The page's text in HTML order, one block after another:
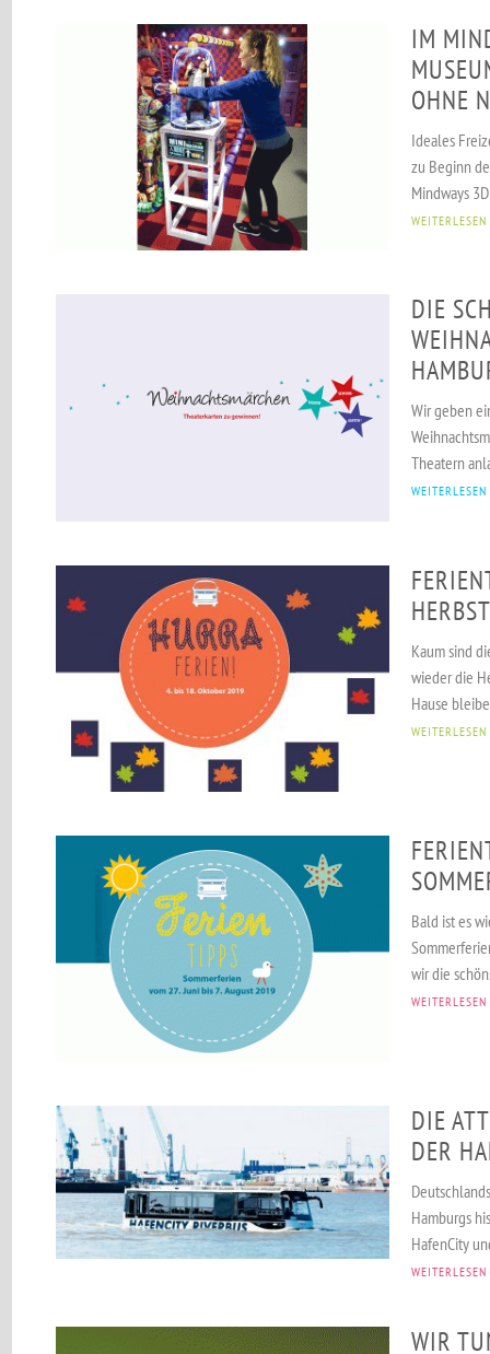
IM
OHNE
Ideales
zu Beginn
Mindways
WEITERLESEN
DIE
Wir geben
Theatern
WEITERLESEN
Kaum sind
wieder die
Hause
WEITERLESEN
Bald ist es
wir die
WEITERLESEN
DIE
DER
Hamburgs
HafenCity
WEITERLESEN
WIR